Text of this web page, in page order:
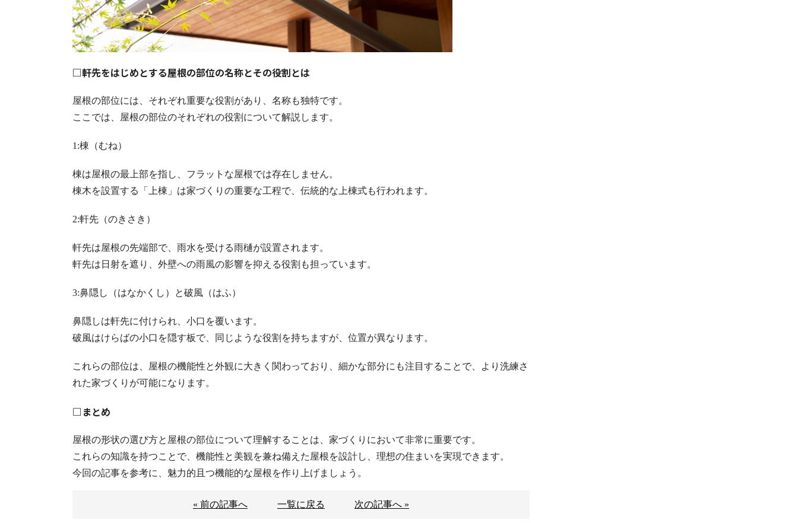
□軒先をはじめとする屋根の部位の名称とその役割とは
屋根の部位には、それぞれ重要な役割があり、名称も独特です。
ここでは、屋根の部位のそれぞれの役割について解説します。
1:棟（むね）
棟は屋根の最上部を指し、フラットな屋根では存在しません。
棟木を設置する「上棟」は家づくりの重要な工程で、伝統的な上棟式も行われます。
2:軒先（のきさき）
軒先は屋根の先端部で、雨水を受ける雨樋が設置されます。
軒先は日射を遮り、外壁への雨風の影響を抑える役割も担っています。
3:鼻隠し（はなかくし）と破風（はふ）
鼻隠しは軒先に付けられ、小口を覆います。
破風はけらばの小口を隠す板で、同じような役割を持ちますが、位置が異なります。
これらの部位は、屋根の機能性と外観に大きく関わっており、細かな部分にも注目することで、より洗練さ
れた家づくりが可能になります。
□まとめ
屋根の形状の選び方と屋根の部位について理解することは、家づくりにおいて非常に重要です。
これらの知識を持つことで、機能性と美観を兼ね備えた屋根を設計し、理想の住まいを実現できます。
今回の記事を参考に、魅力的且つ機能的な屋根を作り上げましょう。
« 前の記事へ 一覧に戻る 次の記事へ »